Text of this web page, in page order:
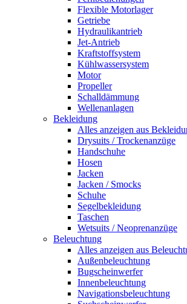
Flexible Motorlager
Getriebe
Hydraulikantrieb
Jet-Antrieb
Kraftstoffsystem
Kühlwassersystem
Motor
Propeller
Schalldämmung
Wellenanlagen
Bekleidung
Alles anzeigen aus
Drysuits / Trockenanzüge
Handschuhe
Hosen
Jacken
Jacken / Smocks
Schuhe
Segelbekleidung
Taschen
Wetsuits / Neoprenanzüge
Beleuchtung
Alles anzeigen aus
Außenbeleuchtung
Bugscheinwerfer
Innenbeleuchtung
Navigationsbeleuchtung